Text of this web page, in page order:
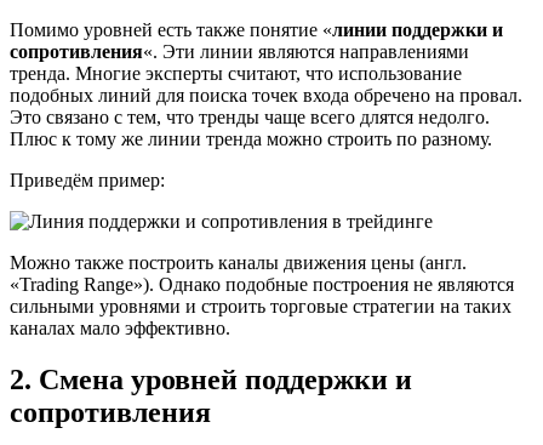
Помимо уровней есть также понятие «линии поддержки и
сопротивления«. Эти линии являются направлениями
тренда. Многие эксперты считают, что использование
подобных линий для поиска точек входа обречено на провал.
Это связано с тем, что тренды чаще всего длятся недолго.
Плюс к тому же линии тренда можно строить по разному.
Приведём пример:
Можно также построить каналы движения цены (англ.
«Trading Range»). Однако подобные построения не являются
сильными уровнями и строить торговые стратегии на таких
каналах мало эффективно.
2. Смена уровней поддержки и
сопротивления